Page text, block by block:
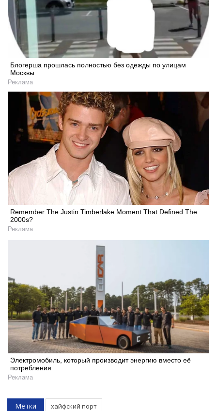
Блогерша прошлась полностью без одежды по улицам
Москвы
Реклама
Remember The Justin Timberlake Moment That Defined The
2000s?
Реклама
Электромобиль, который производит энергию вместо её
потребления
Реклама
Метки хайфский порт